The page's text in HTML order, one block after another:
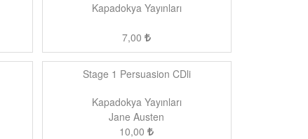
Kapadokya Yayınları
7,00
Stage 1 Persuasion CDli
Kapadokya Yayınları
Jane Austen
10,00